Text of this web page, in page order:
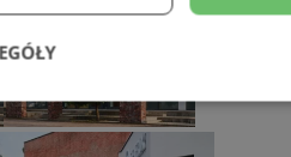
Wydajność